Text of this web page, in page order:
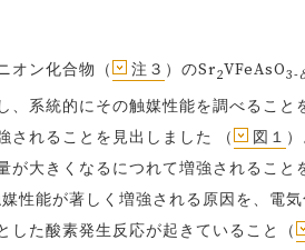
オン化合物（
注３ ）のSr2VFeAsO3-
、系統的にその触媒性能を調べること
されることを見出しました （
図１
が大きくなるにつれて増強されること
性能が著しく増強される原因を、電
した酸素発生反応が起きていること（